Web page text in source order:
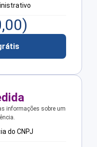
)
informações sobre um
do CNPJ